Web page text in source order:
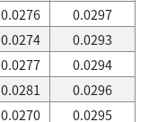
0.0276
0.0297
0.0274
0.0293
0.0277
0.0294
0.0281
0.0296
0.0270 0.0295